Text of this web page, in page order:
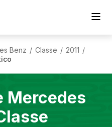
Benz / Classe / 2011 /
Mercedes